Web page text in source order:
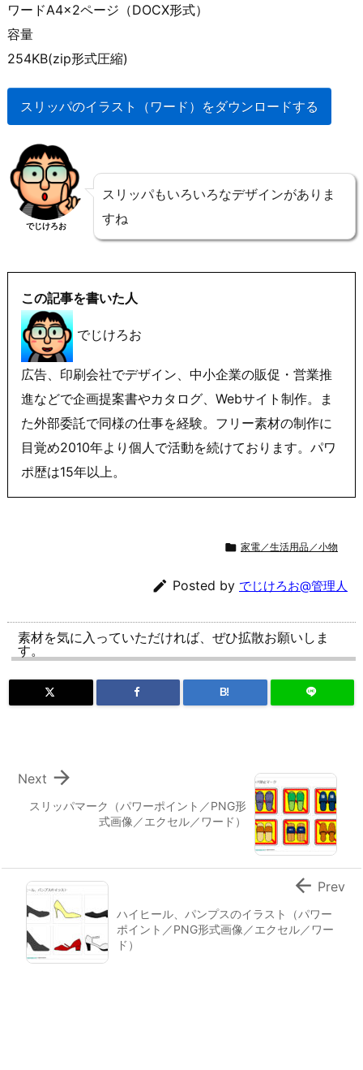
ワードA4×2ページ（DOCX形式）
容量
254KB(zip形式圧縮)
スリッパのイラスト（ワード）をダウンロードする
でじけろお
スリッパもいろいろなデザインがありま
すね
この記事を書いた人
でじけろお
広告、印刷会社でデザイン、中小企業の販促・営業推
進などで企画提案書やカタログ、Webサイト制作。ま
た外部委託で同様の仕事を経験。フリー素材の制作に
目覚め2010年より個人で活動を続けております。パワ
ポ歴は15年以上。
 家電／生活用品／小物
 Posted by でじけろお@管理人
素材を気に入っていただければ、ぜひ拡散お願いしま
す。
B!
スリッパマーク（パワーポイント／PNG形
式画像／エクセル／ワード）

Next
ハイヒール、パンプスのイラスト（パワー
ポイント／PNG形式画像／エクセル／ワー
ド）
 Prev